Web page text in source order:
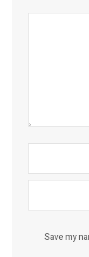
Save my